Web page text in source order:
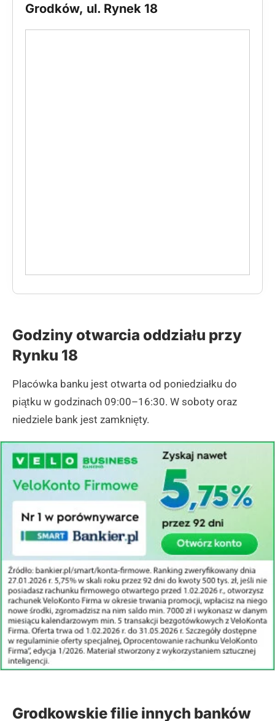
Grodków, ul. Rynek 18
Godziny otwarcia oddziału przy
Rynku 18
Placówka banku jest otwarta od poniedziałku do
piątku w godzinach 09:00–16:30. W soboty oraz
niedziele bank jest zamknięty.
Grodkowskie filie innych banków